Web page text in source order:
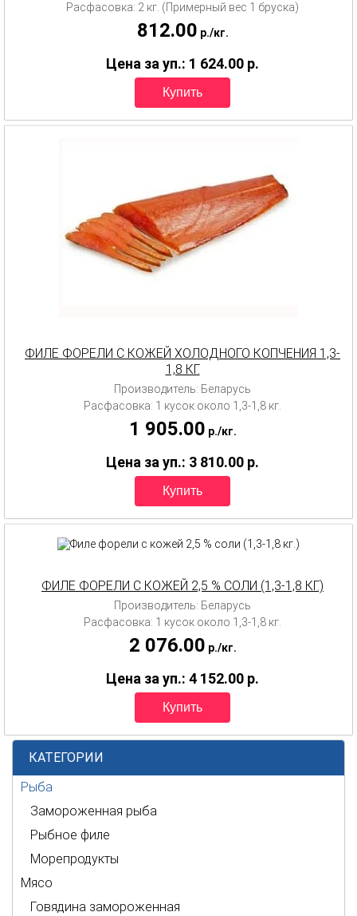
Расфасовка: 2 кг. (Примерный вес 1 бруска)
812.00 p./кг.
Цена за уп.: 1 624.00 p.
ФИЛЕ ФОРЕЛИ С КОЖЕЙ ХОЛОДНОГО КОПЧЕНИЯ 1,3-
1,8 КГ.
Производитель: Беларусь
Расфасовка: 1 кусок около 1,3-1,8 кг.
1 905.00 p./кг.
Цена за уп.: 3 810.00 p.
ФИЛЕ ФОРЕЛИ С КОЖЕЙ 2,5 % СОЛИ (1,3-1,8 КГ.)
Производитель: Беларусь
Расфасовка: 1 кусок около 1,3-1,8 кг.
2 076.00 p./кг.
Цена за уп.: 4 152.00 p.
КАТЕГОРИИ
Рыба
Замороженная рыба
Рыбное филе
Морепродукты
Мясо
Говядина замороженная